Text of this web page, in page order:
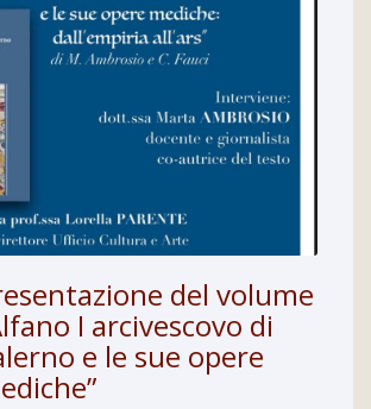
del volume
I arcivescovo di
e le sue opere